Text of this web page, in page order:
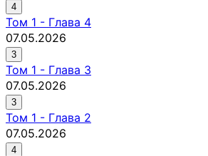
4
Том 1 - Глава 4
07.05.2026
3
Том 1 - Глава 3
07.05.2026
3
Том 1 - Глава 2
07.05.2026
4